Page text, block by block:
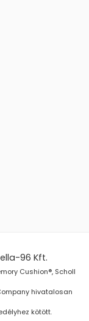
96 Kft.
Cushion®, Scholl
hivatalosan
kötött.